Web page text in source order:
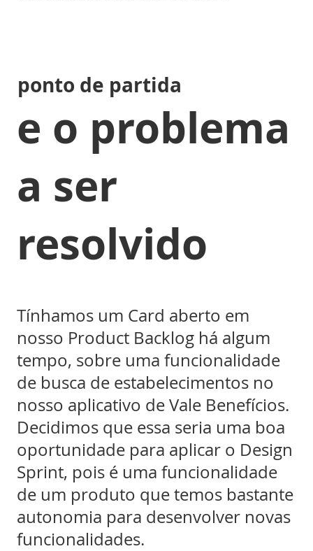
ponto de partida
e o problema
a ser
resolvido
Tínhamos um Card aberto em
nosso Product Backlog há algum
tempo, sobre uma funcionalidade
de busca de estabelecimentos no
nosso aplicativo de Vale Benefícios.
Decidimos que essa seria uma boa
oportunidade para aplicar o Design
Sprint, pois é uma funcionalidade
de um produto que temos bastante
autonomia para desenvolver novas
funcionalidades.